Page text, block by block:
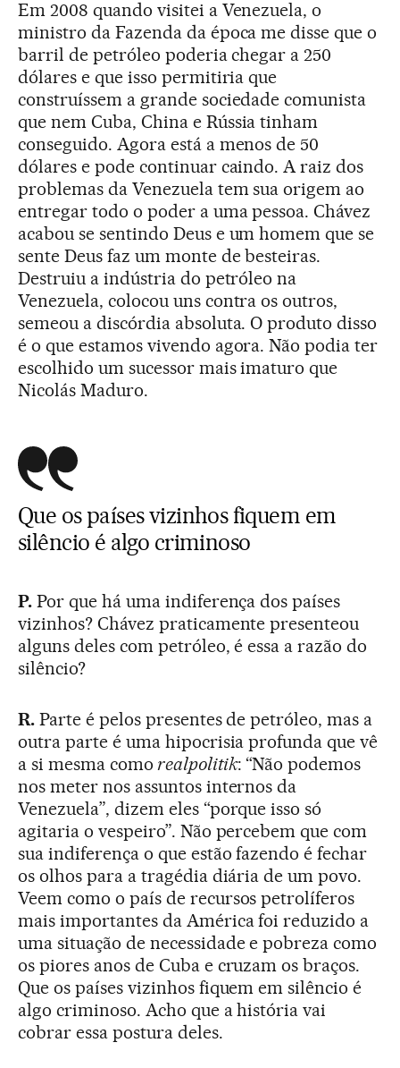
Em 2008 quando visitei a Venezuela, o
ministro da Fazenda da época me disse que o
barril de petróleo poderia chegar a 250
dólares e que isso permitiria que
construíssem a grande sociedade comunista
que nem Cuba, China e Rússia tinham
conseguido. Agora está a menos de 50
dólares e pode continuar caindo. A raiz dos
problemas da Venezuela tem sua origem ao
entregar todo o poder a uma pessoa. Chávez
acabou se sentindo Deus e um homem que se
sente Deus faz um monte de besteiras.
Destruiu a indústria do petróleo na
Venezuela, colocou uns contra os outros,
semeou a discórdia absoluta. O produto disso
é o que estamos vivendo agora. Não podia ter
escolhido um sucessor mais imaturo que
Nicolás Maduro.
Que os países vizinhos fiquem em
silêncio é algo criminoso
P.Por que há uma indiferença dos países
vizinhos? Chávez praticamente presenteou
alguns deles com petróleo, é essa a razão do
silêncio?
R.Parte é pelos presentes de petróleo, mas a
outra parte é uma hipocrisia profunda que vê
a si mesma como realpolitik: “Não podemos
nos meter nos assuntos internos da
Venezuela”, dizem eles “porque isso só
agitaria o vespeiro”. Não percebem que com
sua indiferença o que estão fazendo é fechar
os olhos para a tragédia diária de um povo.
Veem como o país de recursos petrolíferos
mais importantes da América foi reduzido a
uma situação de necessidade e pobreza como
os piores anos de Cuba e cruzam os braços.
Que os países vizinhos fiquem em silêncio é
algo criminoso. Acho que a história vai
cobrar essa postura deles.